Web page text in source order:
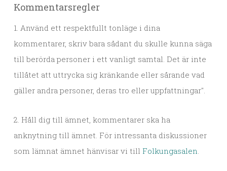
Kommentarsregler
1. Använd ett respektfullt tonläge i dina
kommentarer, skriv bara sådant du skulle kunna säga
till berörda personer i ett vanligt samtal. Det är inte
tillåtet att uttrycka sig kränkande eller sårande vad
gäller andra personer, deras tro eller uppfattningar".
2. Håll dig till ämnet, kommentarer ska ha
anknytning till ämnet. För intressanta diskussioner
som lämnat ämnet hänvisar vi till Folkungasalen.